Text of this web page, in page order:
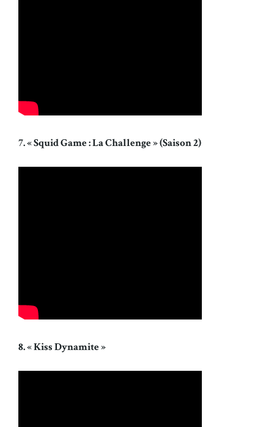
7. « Squid Game : La Challenge » (Saison 2)
8. « Kiss Dynamite »